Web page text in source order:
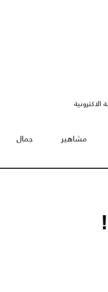
الاكترونية
مشاهير جمال